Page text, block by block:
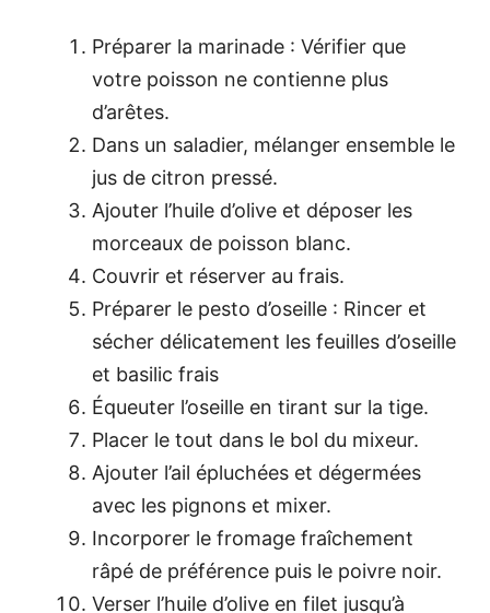
Préparer la marinade : Vérifier que
votre poisson ne contienne plus
d’arêtes.
Dans un saladier, mélanger ensemble le
jus de citron pressé.
Ajouter l’huile d’olive et déposer les
morceaux de poisson blanc.
Couvrir et réserver au frais.
Préparer le pesto d’oseille : Rincer et
sécher délicatement les feuilles d’oseille
et basilic frais
Équeuter l’oseille en tirant sur la tige.
Placer le tout dans le bol du mixeur.
Ajouter l’ail épluchées et dégermées
avec les pignons et mixer.
Incorporer le fromage fraîchement
râpé de préférence puis le poivre noir.
Verser l’huile d’olive en filet jusqu’à